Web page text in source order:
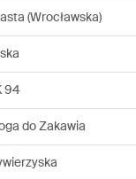
(Wrocławska)
94
do Zakawia